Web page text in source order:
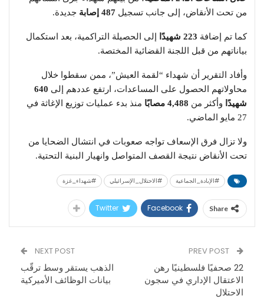
من تحت الأنقاض، إلى جانب تسجيل 487 إصابة جديدة.
كما تم إضافة 223 شهيدًا
إلى الحصيلة التراكمية، بعد استكمال
بياناتهم من قبل اللجنة القضائية المختصة.
وأفاد التقرير أن شهداء “لقمة العيش”، ممن سقطوا خلال
محاولاتهم الحصول على المساعدات، ارتفع عددهم إلى 640
شهيدًا وأكثر من 4,488 مصابًا
منذ بدء عمليات توزيع الإغاثة في
27 مايو الماضي.
ولا تزال فرق الإسعاف تواجه صعوبات في انتشال الضحايا من
تحت الأنقاض نتيجة القصف المتواصل وانهيار البنية التحتية.
#الإبادة_الجماعية #الاحتلال_الإسرائيلي #شهداء_غزة
Share
Facebook
Twitter
22 صحفيًا فلسطينيًا رهن
الاعتقال الإداري في سجون
الاحتلال
NEXT POST
الذهب يستقر وسط ترقّب
بيانات الوظائف الأميركية